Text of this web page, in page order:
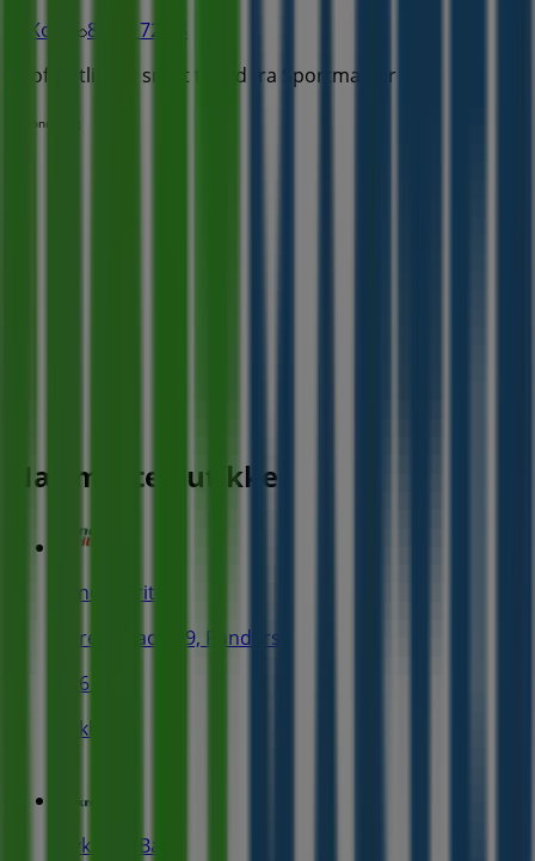
Kort
86 40 72 73
Vi offentliggør snart tilbud fra Sportmaster
Annoncering
Nærmeste butikker
Land & Fritid
Lorentzgade 19, Randers
246 m
Lukket
Nykredit Bank